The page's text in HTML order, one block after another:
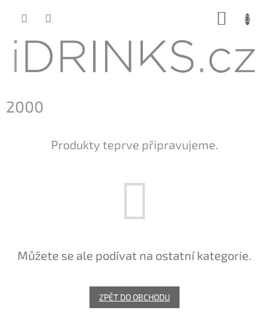
2000
Produkty teprve připravujeme.
Můžete se ale podívat na ostatní kategorie.
ZPĚT DO OBCHODU